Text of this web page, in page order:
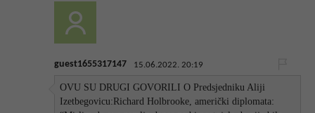
guest1655317147 15.06.2022. 20:19
OVU SU DRUGI GOVORILI O Predsjedniku Aliji
Izetbegovicu:Richard Holbrooke, američki diplomata: